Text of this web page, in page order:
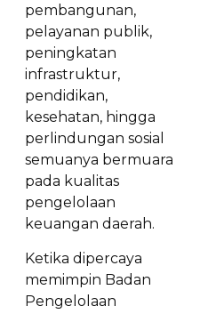
pembangunan,
pelayanan publik,
peningkatan
infrastruktur,
pendidikan,
kesehatan, hingga
perlindungan sosial
semuanya bermuara
pada kualitas
pengelolaan
keuangan daerah.
Ketika dipercaya
memimpin Badan
Pengelolaan